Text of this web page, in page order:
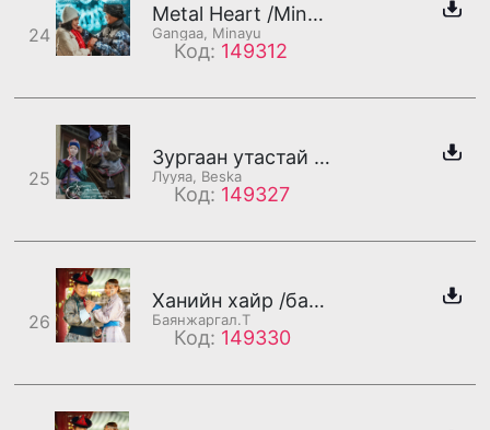
24
Metal Heart /Minayu/
Gangaa, Minayu
Код: 149312
25
Зургаан утастай банзан гитар /Төгсгөл/
Лууяа, Beska
Код: 149327
26
Ханийн хайр /бадаг/
Баянжаргал.Т
Код: 149330